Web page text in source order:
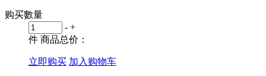
购买數量
- +
件 商品总价：
立即购买 加入购物车